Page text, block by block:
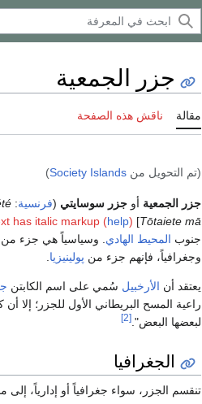
جزر الجمعية
مقالة ناقش هذه الصفحة
(تم التحويل من Society Islands
)
جزر الجمعية أو جزر سوسايتي (فرنسية:
Tōtaiete mā
]
has italic markup (help)
جنوب المحيط الهادي . وسياسياً هي جزء من
وجغرافياً، فإنهم جزء من پولينيزيا
يعتقد أن الأرخبيل سُمي على اسم الكابتن
راعية المسح البريطاني الأول للجزر؛
لبعضها البعض". [2]
الجغرافيا
تنقسم الجزر، سواء جغرافياً أو إدارياً، إلى